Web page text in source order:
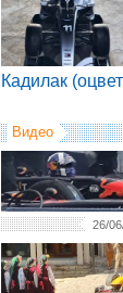
Кадилак
Видео
26/